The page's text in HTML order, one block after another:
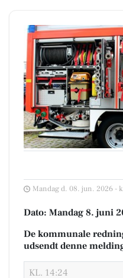
Mandag d. 08. jun. 2026 -
Dato: Mandag 8. juni
De kommunale
udsendt denne
KL. 14:24